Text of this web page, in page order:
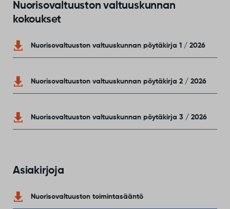
Nuorisovaltuuston valtuuskunnan
kokoukset
Nuorisovaltuuston valtuuskunnan pöytäkirja 1 / 2026
Nuorisovaltuuston valtuuskunnan pöytäkirja 2 / 2026
Nuorisovaltuuston valtuuskunnan pöytäkirja 3 / 2026
Asiakirjoja
Nuorisovaltuuston toimintasääntö